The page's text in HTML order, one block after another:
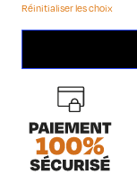
Réinitialiser les choix